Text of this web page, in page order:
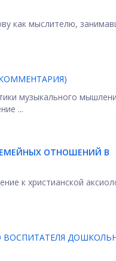
как мыслителю,
музыкального
...
ОТНОШЕНИЙ В
к христианской
ВОСПИТАТЕЛЯ